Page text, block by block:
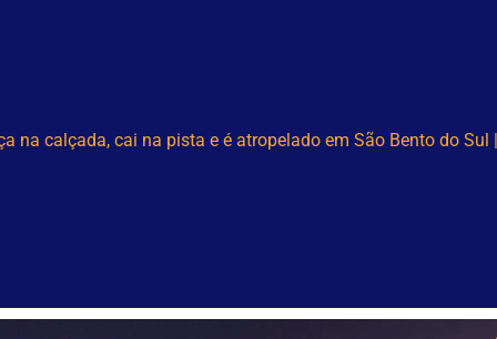
para monitorar desinformação e IA nas eleições